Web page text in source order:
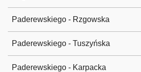
Paderewskiego - Rzgowska
Paderewskiego - Tuszyńska
Paderewskiego - Karpacka